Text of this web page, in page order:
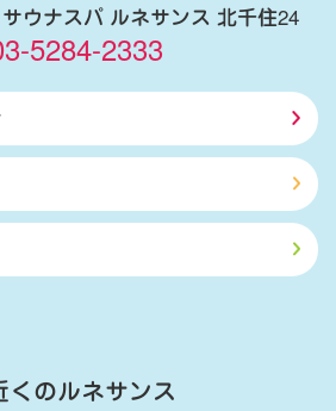
サウナスパ ルネサンス 北千住24
5284-2333
くのルネサンス